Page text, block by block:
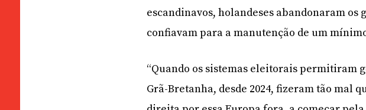
escandinavos, holandeses abandonaram
confiavam para a manutenção de um
“Quando os sistemas eleitorais permitiram
Grã-Bretanha, desde 2024, fizeram tão mal